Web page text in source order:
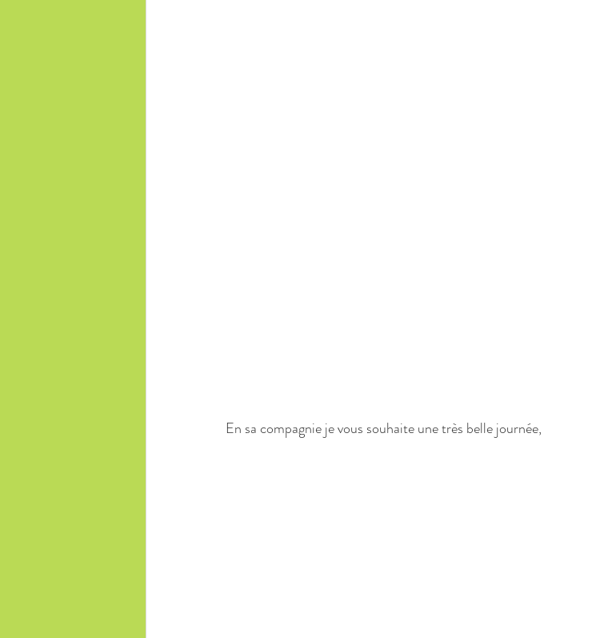
En sa compagnie je vous souhaite une très belle journée,